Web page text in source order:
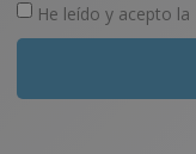
He leído y acepto la